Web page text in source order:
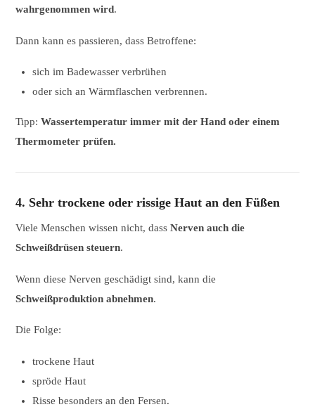
wahrgenommen wird.
Dann kann es passieren, dass Betroffene:
sich im Badewasser verbrühen
oder sich an Wärmflaschen verbrennen.
Tipp:Wassertemperatur immer mit der Hand oder einem
Thermometer prüfen.
4. Sehr trockene oder rissige Haut an den Füßen
Viele Menschen wissen nicht, dassNerven auch die
Schweißdrüsen steuern.
Wenn diese Nerven geschädigt sind, kann die
Schweißproduktion abnehmen.
Die Folge:
trockene Haut
spröde Haut
Risse besonders an den Fersen.